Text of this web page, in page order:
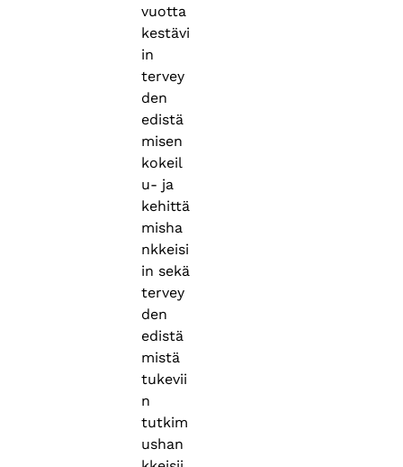
vuotta
kestävi
in
tervey
den
edistä
misen
kokeil
u- ja
kehittä
misha
nkkeisi
in sekä
tervey
den
edistä
mistä
tukevii
n
tutkim
ushan